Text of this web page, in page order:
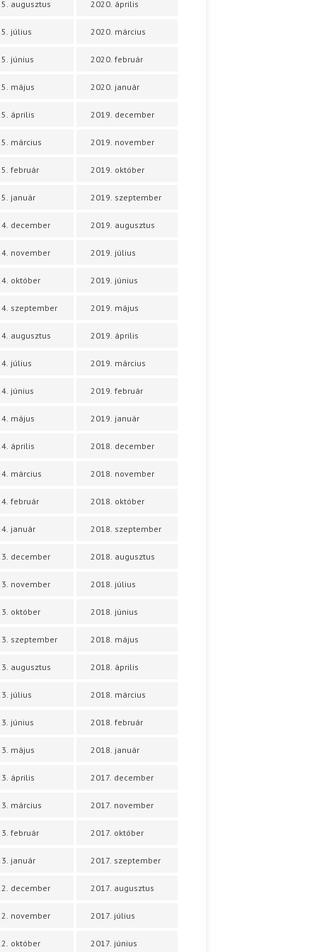
augusztus
július
június
május
április
március
február
január
december
november
október
szeptember
augusztus
július
június
május
április
március
február
január
december
november
október
szeptember
augusztus
július
június
május
április
március
február
január
december
november
október
2020. április
2020. március
2020. február
2020. január
2019. december
2019. november
2019. október
2019. szeptember
2019. augusztus
2019. július
2019. június
2019. május
2019. április
2019. március
2019. február
2019. január
2018. december
2018. november
2018. október
2018. szeptember
2018. augusztus
2018. július
2018. június
2018. május
2018. április
2018. március
2018. február
2018. január
2017. december
2017. november
2017. október
2017. szeptember
2017. augusztus
2017. július
2017. június